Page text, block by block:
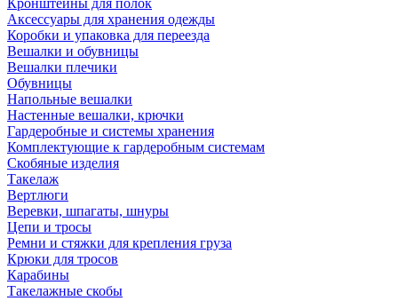
Кронштейны для полок
Аксессуары для хранения одежды
Коробки и упаковка для переезда
Вешалки и обувницы
Вешалки плечики
Обувницы
Напольные вешалки
Настенные вешалки, крючки
Гардеробные и системы хранения
Комплектующие к гардеробным системам
Скобяные изделия
Такелаж
Вертлюги
Веревки, шпагаты, шнуры
Цепи и тросы
Ремни и стяжки для крепления груза
Крюки для тросов
Карабины
Такелажные скобы